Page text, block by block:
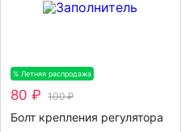
% Летняя распродажа
80 ₽ 100 ₽
Болт крепления регулятора